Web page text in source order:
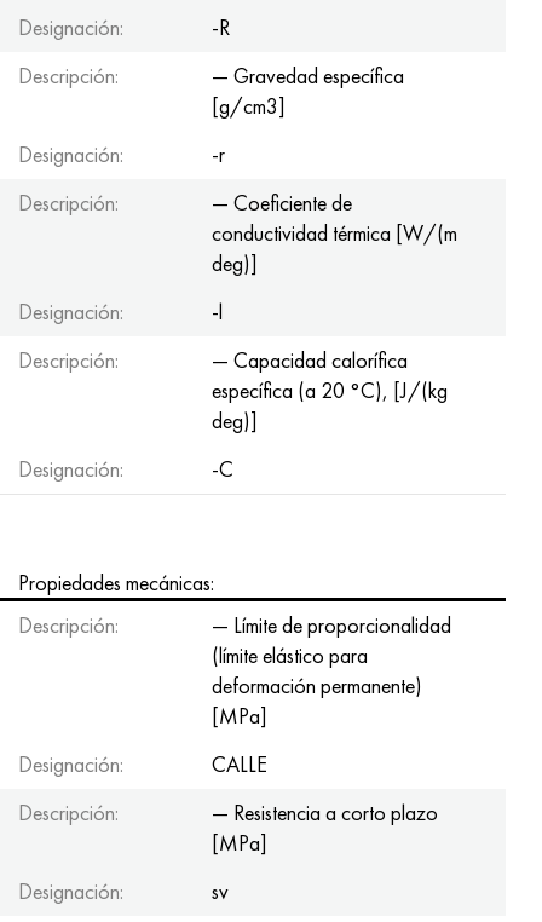
Designación:
-R
Descripción:
— Gravedad específica
[g/cm3]
Designación:
-r
Descripción:
— Coeficiente de
conductividad térmica [W/(m
deg)]
Designación:
-l
Descripción:
— Capacidad calorífica
específica (a 20 °C), [J/(kg
deg)]
Designación:
-C
Propiedades mecánicas:
Descripción:
— Límite de proporcionalidad
(límite elástico para
deformación permanente)
[MPa]
Designación:
CALLE
Descripción:
— Resistencia a corto plazo
[MPa]
Designación:
sv